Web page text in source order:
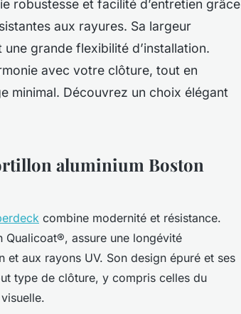
robustesse et facilité d’entretien grâce
aux rayures. Sa largeur
grande flexibilité d’installation.
avec votre clôture, tout en
minimal. Découvrez un choix élégant
aluminium Boston
combine modernité et résistance.
assure une longévité
aux rayons UV. Son design épuré et ses
type de clôture, y compris celles du